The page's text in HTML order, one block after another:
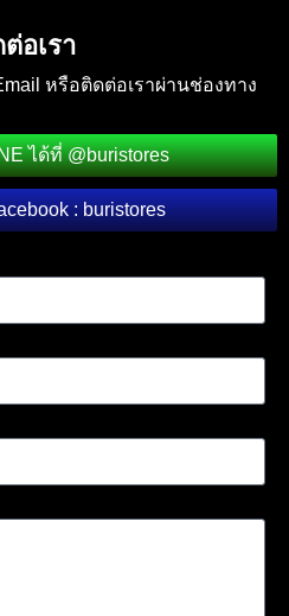
อเรา
หรือติดต่อเราผ่านช่องทาง
ได้ที่ @buristores
: buristores